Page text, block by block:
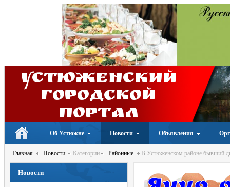
Устюженский
Городской
портал
Об Устюжне Новости Объявления
Главная Новости Категории Районные В Устюженском районе бывший
Новости